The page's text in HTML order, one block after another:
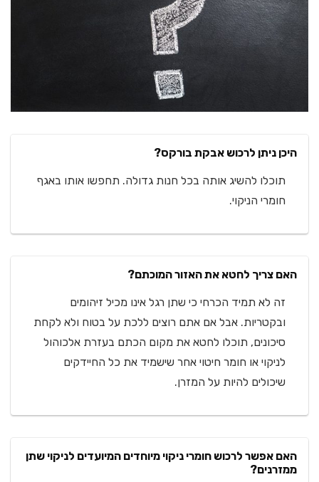
היכן ניתן לרכוש אבקת בורקס?
תוכלו להשיג אותה בכל חנות גדולה. תחפשו אותו באגף
חומרי הניקוי.
האם צריך לחטא את האזור המוכתם?
זה לא תמיד הכרחי כי שתן רגל אינו מכיל זיהומים
ובקטריות. אבל אם אתם רוצים ללכת על בטוח ולא לקחת
סיכונים, תוכלו לחטא את מקום הכתם בעזרת אלכוהול
לניקוי או חומר חיטוי אחר שישמיד את כל החיידקים
שיכולים להיות על המזרן.
האם אפשר לרכוש חומרי ניקוי מיוחדים המיועדים לניקוי שתן
ממזרנים?